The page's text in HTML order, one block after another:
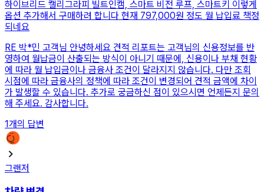
하이브리드 캘리그라피 빌트인캠, 스마트 비전 루프, 스마트키 이렇게
옵션 추가해서 구매하려 합니다 현재 797,000원 정도 월 납입료 책정
되네요
RE 박*민 고객님 안녕하세요 견적 리포트는 고객님의 신용정보를 반
영하여 월납금이 산출되는 방식이 아니기 때문에, 신용이나 부채 현황
에 따라 월 납입금이나 금융사 조건이 달라지지 않습니다. 다만 조회
시점에 따라 금융사의 정책에 따라 조건이 변경되어 견적 금액에 차이
가 발생할 수 있습니다. 추가로 궁금하신 점이 있으시면 언제든지 문의
해 주세요. 감사합니다.
1개의 답변
그랜저